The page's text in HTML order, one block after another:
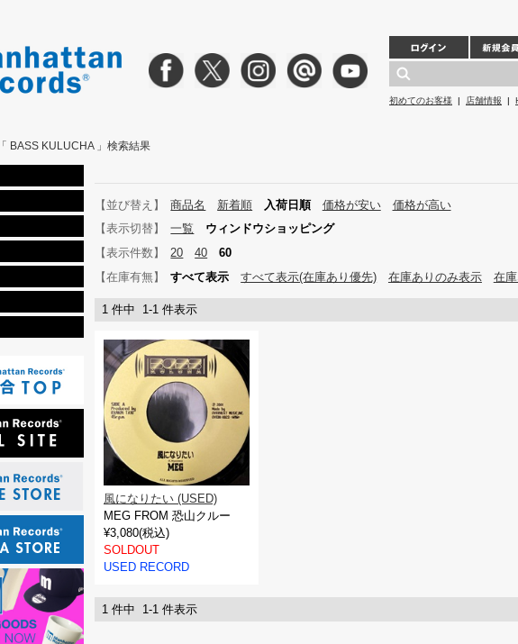
初めてのお客様 | 店舗情報 |
「 BASS KULUCHA 」検索結果
【並び替え】 商品名 新着順 入荷日順 価格が安い
価格が高い
【表示切替】
一覧
ウィンドウショッピング
【表示件数】
20 40
60
【在庫有無】
すべて表示 すべて表示(在庫あり優先) 在庫ありのみ表示 在
1 件中 1-1 件表示
風になりたい (USED)
MEG FROM 恐山クルー
¥3,080(税込)
SOLDOUT
USED RECORD
1 件中 1-1 件表示